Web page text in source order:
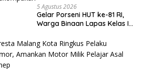
5 Agustus 2026
Gelar Porseni HUT ke-81 RI,
Warga Binaan Lapas Kelas I
Sportivitas dan Kekompakan